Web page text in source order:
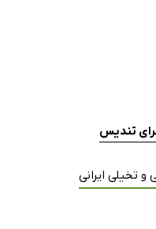
تندیس
و تخیلی ایرانی